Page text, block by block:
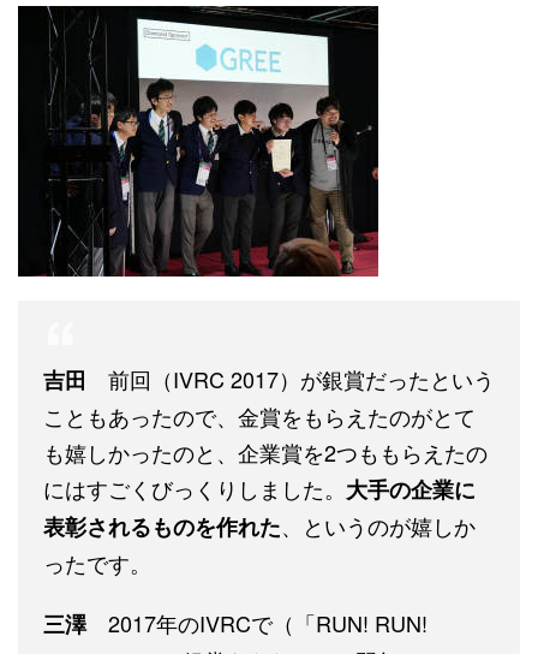
吉田 前回（IVRC 2017）が銀賞だったという
こともあったので、金賞をもらえたのがとて
も嬉しかったのと、企業賞を2つももらえたの
にはすごくびっくりしました。 大手の企業に
表彰されるものを作れた、というのが嬉しか
ったです。
三澤2017年のIVRCで（「RUN! RUN!